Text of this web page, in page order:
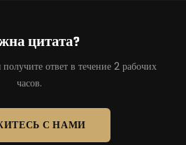
цитата?
ответ в течение 2 рабочих
часов.
С НАМИ